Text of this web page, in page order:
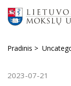
Pradinis
2023-07-21